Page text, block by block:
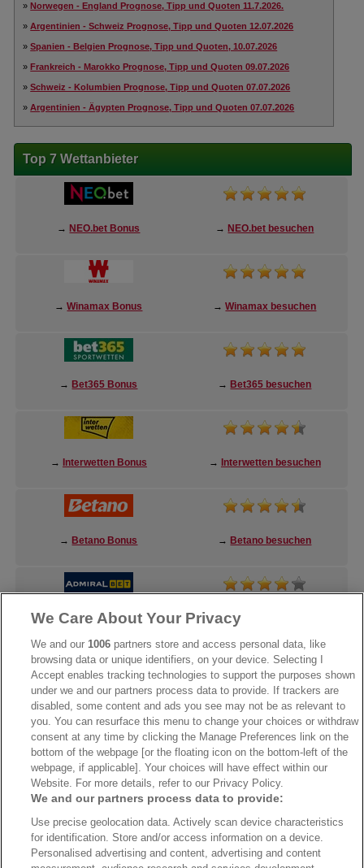
»Norwegen - England Prognose, Tipp und Quoten 11.7.2026.
»Argentinien - Schweiz Prognose, Tipp und Quoten 12.07.2026
»Spanien - Belgien Prognose, Tipp und Quoten, 10.07.2026
»Frankreich - Marokko Prognose, Tipp und Quoten 09.07.2026
»Schweiz - Kolumbien Prognose, Tipp und Quoten 07.07.2026
»Argentinien - Ägypten Prognose, Tipp und Quoten 07.07.2026
Top 7 Wettanbieter
→ NEO.bet Bonus → NEO.bet besuchen
→Winamax Bonus →Winamax besuchen
→ Bet365 Bonus → Bet365 besuchen
→ Interwetten Bonus → Interwetten besuchen
→ Betano Bonus → Betano besuchen
→AdmiralBet Bonus →AdmiralBet besuchen
→Bwin Bonus →Bwin besuchen
We Care About Your Privacy
We and our1006 partners store and access personal data, like
browsing data or unique identifiers, on your device. Selecting I
Accept enables tracking technologies to support the purposes shown
under we and our partners process data to provide. If trackers are
disabled, some content and ads you see may not be as relevant to
you. You can resurface this menu to change your choices or withdraw
consent at any time by clicking the Manage Preferences link on the
bottom of the webpage [or the floating icon on the bottom-left of the
webpage, if applicable]. Your choices will have effect within our
Website. For more details, refer to our Privacy Policy.
We and our partners process data to provide:
Use precise geolocation data. Actively scan device characteristics
for identification. Store and/or access information on a device.
Personalised advertising and content, advertising and content